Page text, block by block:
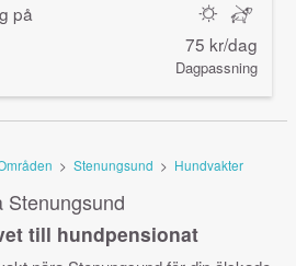
på
75 kr/dag
Dagpassning
> Stenungsund > Hundvakter
Stenungsund
till hundpensionat